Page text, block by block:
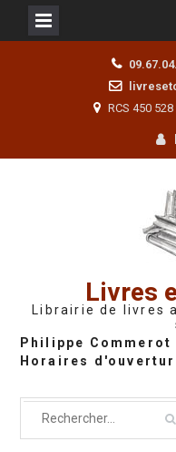
RCS 450
Livres
Librairie de livres